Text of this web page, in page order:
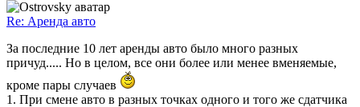
Re: Аренда авто
За последние 10 лет аренды авто было много разных
причуд..... Но в целом, все они более или менее вменяемые,
кроме пары случаев
1. При смене авто в разных точках одного и того же сдатчика